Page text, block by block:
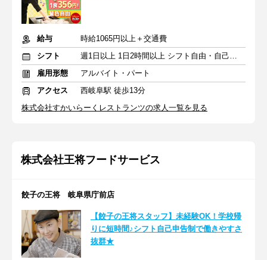
給与
時給1065円以上＋交通費
シフト
週1日以上 1日2時間以上 シフト自由・自己申告
雇用形態
アルバイト・パート
アクセス
西岐阜駅 徒歩13分
株式会社すかいらーくレストランツの求人一覧を見る
株式会社王将フードサービス
餃子の王将 岐阜県庁前店
【餃子の王将スタッフ】未経験OK！学校帰
りに短時間♪シフト自己申告制で働きやすさ
抜群★